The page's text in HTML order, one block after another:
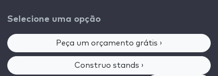
Selecione uma opção
Peça um orçamento grátis ›
Construo stands ›